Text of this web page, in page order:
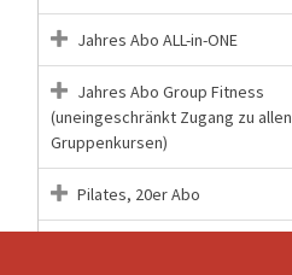
Jahres Abo ALL-in-ONE
Jahres Abo Group Fitness
(uneingeschränkt Zugang zu allen
Gruppenkursen)
Pilates, 20er Abo